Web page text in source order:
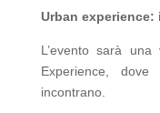
Urban experience:
L’evento sarà
Experience,
incontrano.